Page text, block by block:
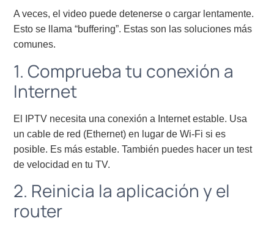
A veces, el video puede detenerse o cargar lentamente.
Esto se llama “buffering”. Estas son las soluciones más
comunes.
1. Comprueba tu conexión a
Internet
El IPTV necesita una conexión a Internet estable. Usa
un cable de red (Ethernet) en lugar de Wi-Fi si es
posible. Es más estable. También puedes hacer un test
de velocidad en tu TV.
2. Reinicia la aplicación y el
router